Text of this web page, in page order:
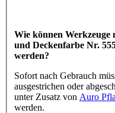
Wie können
und Deckenfarbe Nr.
werden?
Sofort nach Gebrauch
ausgestrichen oder
unter Zusatz von Auro
werden.